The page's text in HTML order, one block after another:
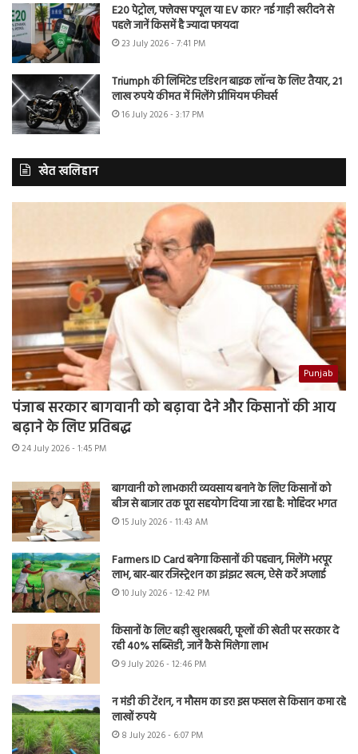
E20 पेट्रोल, फ्लेक्स फ्यूल या EV कार? नई गाड़ी खरीदने से
पहले जानें किसमें है ज्यादा फायदा
23 July 2026 - 7:41 PM
Triumph की लिमिटेड एडिशन बाइक लॉन्च के लिए तैयार, 21
लाख रुपये कीमत में मिलेंगे प्रीमियम फीचर्स
16 July 2026 - 3:17 PM
खेत खलिहान
Punjab
पंजाब सरकार बागवानी को बढ़ावा देने और किसानों की आय
बढ़ाने के लिए प्रतिबद्ध
24 July 2026 - 1:45 PM
बागवानी को लाभकारी व्यवसाय बनाने के लिए किसानों को
बीज से बाजार तक पूरा सहयोग दिया जा रहा है: मोहिंदर भगत
15 July 2026 - 11:43 AM
Farmers ID Card बनेगा किसानों की पहचान, मिलेंगे भरपूर
लाभ, बार-बार रजिस्ट्रेशन का झंझट खत्म, ऐसे करें अप्लाई
10 July 2026 - 12:42 PM
किसानों के लिए बड़ी खुशखबरी, फूलों की खेती पर सरकार दे
रही 40% सब्सिडी, जानें कैसे मिलेगा लाभ
9 July 2026 - 12:46 PM
न मंडी की टेंशन, न मौसम का डर! इस फसल से किसान कमा रहे
लाखों रुपये
8 July 2026 - 6:07 PM